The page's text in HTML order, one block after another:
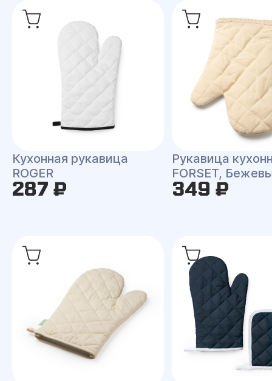
Кухонная рукавица
ROGER
287 ₽
Рукавица
FORSET,
349 ₽